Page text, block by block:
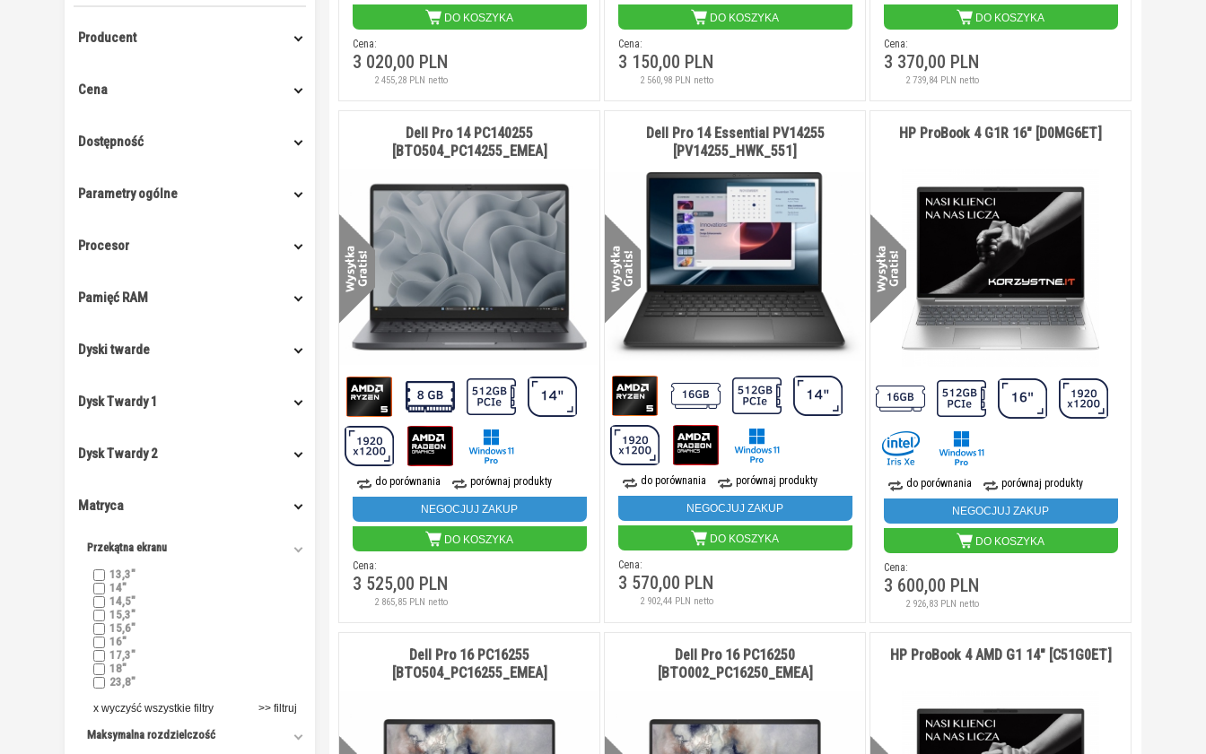
Producent
Cena
Dostępność
Parametry ogólne
Procesor
Pamięć RAM
Dyski twarde
Dysk Twardy 1
Dysk Twardy 2
Matryca
Przekątna ekranu
13,3"
14"
14,5"
15,3"
15,6"
16"
17,3"
18"
23,8"
x wyczyść wszystkie filtry
Maksymalna rozdzielczość
DO KOSZYKA
Cena:
3 020,00 PLN
2 455,28 PLN netto
DO KOSZYKA
Cena:
3 150,00 PLN
2 560,98 PLN netto
DO KOSZYKA
Cena:
3 370,00 PLN
2 739,84 PLN netto
do porównania porównaj produkty
NEGOCJUJ ZAKUP
DO KOSZYKA
Cena:
3 525,00 PLN
2 865,85 PLN netto
Dell Pro 14 PC140255
[BTO504_PC14255_EMEA]
do porównania porównaj produkty
NEGOCJUJ ZAKUP
DO KOSZYKA
Cena:
3 570,00 PLN
2 902,44 PLN netto
Dell Pro 14 Essential PV14255
[PV14255_HWK_551]
do porównania porównaj produkty
NEGOCJUJ ZAKUP
DO KOSZYKA
Cena:
3 600,00 PLN
2 926,83 PLN netto
HP ProBook 4 G1R 16" [D0MG6ET]
Dell Pro 16 PC16255
[BTO504_PC16255_EMEA]
Dell Pro 16 PC16250
[BTO002_PC16250_EMEA]
HP ProBook 4 AMD G1 14" [C51G0ET]